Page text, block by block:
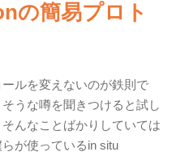
の簡易プロト
ルを変えないのが鉄則で
うな噂を聞きつけると試し
んなことばかりしていては
が使っているin situ